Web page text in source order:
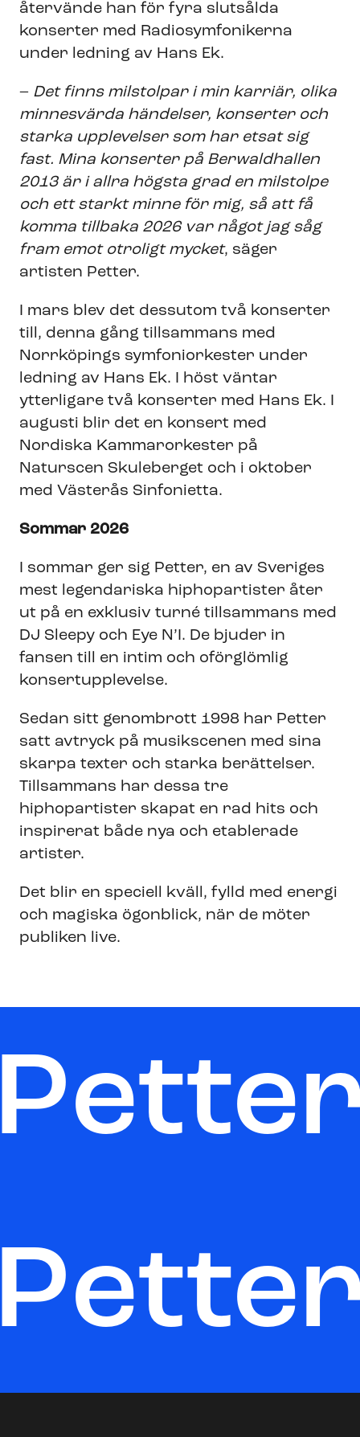
återvände han för fyra slutsålda
konserter med Radiosymfonikerna
under ledning av Hans Ek.
– Det finns milstolpar i min karriär, olika
minnesvärda händelser, konserter och
starka upplevelser som har etsat sig
fast. Mina konserter på Berwaldhallen
2013 är i allra högsta grad en milstolpe
och ett starkt minne för mig, så att få
komma tillbaka 2026 var något jag såg
fram emot otroligt mycket, säger
artisten Petter.
I mars blev det dessutom två konserter
till, denna gång tillsammans med
Norrköpings symfoniorkester under
ledning av Hans Ek. I höst väntar
ytterligare två konserter med Hans Ek. I
augusti blir det en konsert med
Nordiska Kammarorkester på
Naturscen Skuleberget och i oktober
med Västerås Sinfonietta.
Sommar 2026
I sommar ger sig Petter, en av Sveriges
mest legendariska hiphopartister åter
ut på en exklusiv turné tillsammans med
DJ Sleepy och Eye N’I. De bjuder in
fansen till en intim och oförglömlig
konsertupplevelse.
Sedan sitt genombrott 1998 har Petter
satt avtryck på musikscenen med sina
skarpa texter och starka berättelser.
Tillsammans har dessa tre
hiphopartister skapat en rad hits och
inspirerat både nya och etablerade
artister.
Det blir en speciell kväll, fylld med energi
och magiska ögonblick, när de möter
publiken live.